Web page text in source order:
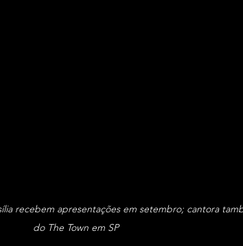
recebem apresentações em setembro; cantora
do The Town em SP